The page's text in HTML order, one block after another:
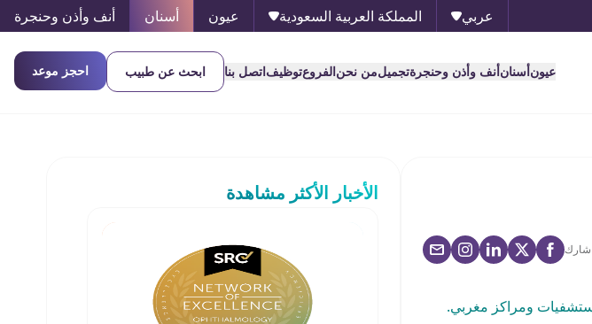
عربي المملكة العربية السعودية عيون أسنان أنف وأذن وحنجرة
عيونأسنانأنف وأذن وحنجرةتجميلمن نحنالفروعتوظيفاتصل بنا ابحث عن طبيب احجز موعد
شارك
ومراكز مغربي.
الأخبار الأكثر مشاهدة